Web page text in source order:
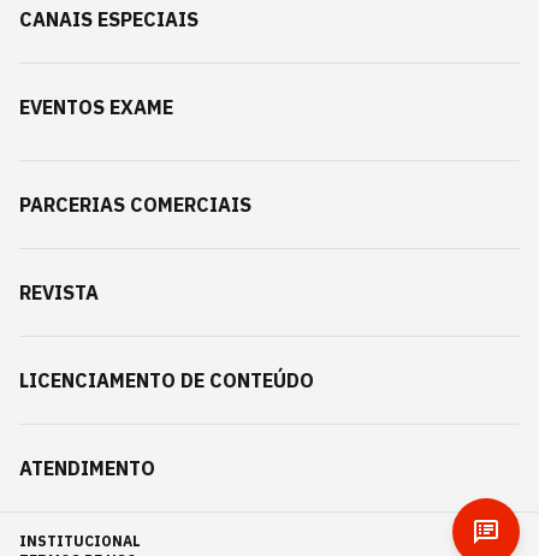
CANAIS ESPECIAIS
EVENTOS EXAME
PARCERIAS COMERCIAIS
REVISTA
LICENCIAMENTO DE CONTEÚDO
ATENDIMENTO
INSTITUCIONAL